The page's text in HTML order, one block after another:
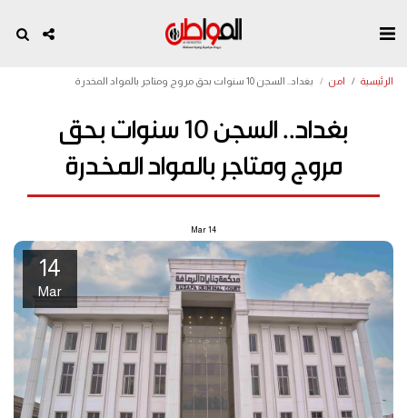
الرئيسية امن بغداد.. السجن 10 سنوات بحق مروج ومتاجر بالمواد المخدرة
بغداد.. السجن 10 سنوات بحق
مروج ومتاجر بالمواد المخدرة
14
Mar
14
Mar